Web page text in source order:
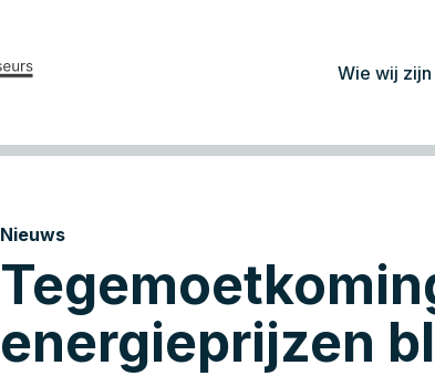
Wie wij zijn
Werken bij
Nieuws
energieprijzen